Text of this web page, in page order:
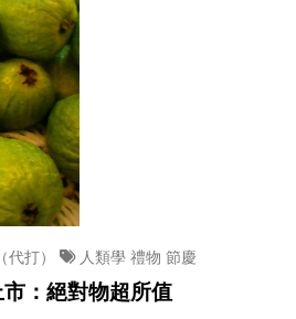
打） 人類學禮物 節慶
：絕對物超所值